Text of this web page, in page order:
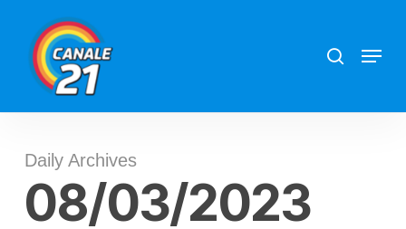
main
content
Menu
Daily Archives
08/03/2023